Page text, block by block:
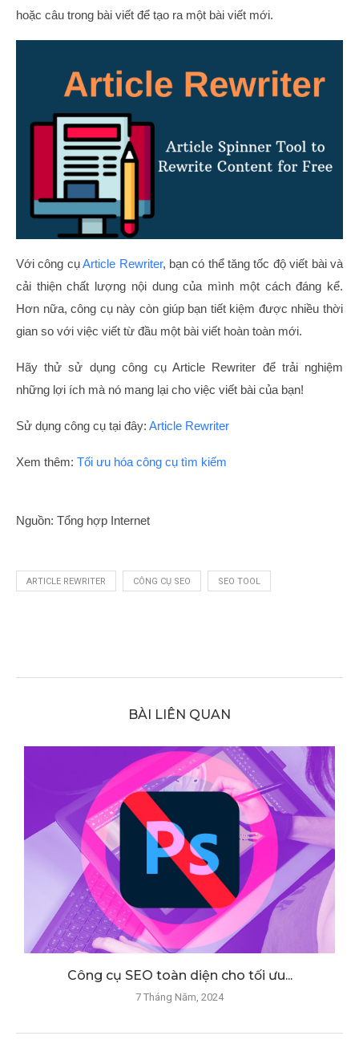
hoặc câu trong bài viết để tạo ra một bài viết mới.
Với công cụArticle Rewriter, bạn có thể tăng tốc độ viết bài và
cải thiện chất lượng nội dung của mình một cách đáng kể.
Hơn nữa, công cụ này còn giúp bạn tiết kiệm được nhiều thời
gian so với việc viết từ đầu một bài viết hoàn toàn mới.
Hãy thử sử dụng công cụ Article Rewriter để trải nghiệm
những lợi ích mà nó mang lại cho việc viết bài của bạn!
Sử dụng công cụ tại đây: Article Rewriter
Xem thêm: Tối ưu hóa công cụ tìm kiếm
Nguồn: Tổng hợp Internet
ARTICLE REWRITER CÔNG CỤ SEO SEO TOOL
BÀI LIÊN QUAN
Công cụ SEO toàn diện cho tối ưu...
7 Tháng Năm, 2024